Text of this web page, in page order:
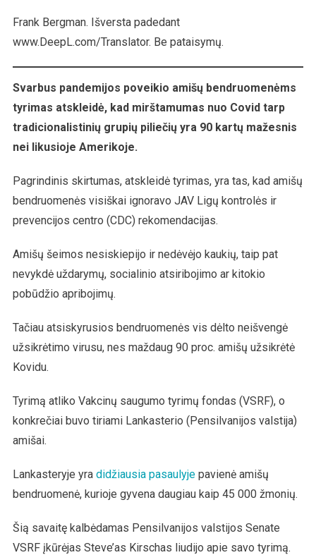
Likusioje
Amerikoje
Frank Bergman. Išversta padedant
www.DeepL.com/Translator. Be pataisymų.
Svarbus pandemijos poveikio amišų bendruomenėms
tyrimas atskleidė, kad mirštamumas nuo Covid tarp
tradicionalistinių grupių piliečių yra 90 kartų mažesnis
nei likusioje Amerikoje.
Pagrindinis skirtumas, atskleidė tyrimas, yra tas, kad amišų
bendruomenės visiškai ignoravo JAV Ligų kontrolės ir
prevencijos centro (CDC) rekomendacijas.
Amišų šeimos nesiskiepijo ir nedėvėjo kaukių, taip pat
nevykdė uždarymų, socialinio atsiribojimo ar kitokio
pobūdžio apribojimų.
Tačiau atsiskyrusios bendruomenės vis dėlto neišvengė
užsikrėtimo virusu, nes maždaug 90 proc. amišų užsikrėtė
Kovidu.
Tyrimą atliko Vakcinų saugumo tyrimų fondas (VSRF), o
konkrečiai buvo tiriami Lankasterio (Pensilvanijos valstija)
amišai.
Lankasteryje yra didžiausia pasaulyjepavienė amišų
bendruomenė, kurioje gyvena daugiau kaip 45 000 žmonių.
Šią savaitę kalbėdamas Pensilvanijos valstijos Senate
VSRF įkūrėjas Steve’as Kirschas liudijo apie savo tyrimą.